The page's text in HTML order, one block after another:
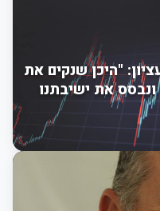
"היכן שנקים את
את ישיבתנו